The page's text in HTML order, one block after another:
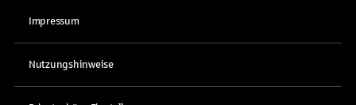
Impressum
Nutzungshinweise